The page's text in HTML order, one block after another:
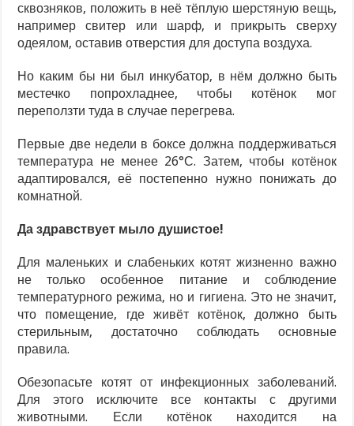
сквозняков, положить в неё тёплую шерстяную вещь,
например свитер или шарф, и прикрыть сверху
одеялом, оставив отверстия для доступа воздуха.
Но каким бы ни был инкубатор, в нём должно быть
местечко попрохладнее, чтобы котёнок мог
переползти туда в случае перегрева.
Первые две недели в боксе должна поддерживаться
температура не менее 26°С. Затем, чтобы котёнок
адаптировался, её постепенно нужно понижать до
комнатной.
Да здравствует мыло душистое!
Для маленьких и слабеньких котят жизненно важно
не только особенное питание и соблюдение
температурного режима, но и гигиена. Это не значит,
что помещение, где живёт котёнок, должно быть
стерильным, достаточно соблюдать основные
правила.
Обезопасьте котят от инфекционных заболеваний.
Для этого исключите все контакты с другими
животными. Если котёнок находится на